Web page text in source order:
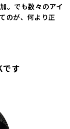
。でも数々のアイ
のが、何より正
です